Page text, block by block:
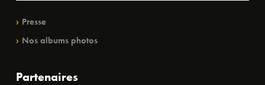
Presse
Nos albums photos
Partenaires